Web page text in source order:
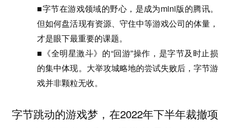
■字节在游戏领域的野心，是成为mini版的腾讯。
但如何盘活现有资源、守住中等游戏公司的体量，
才是眼下最重要的课题。
■《全明星激斗》的“回游”操作，是字节及时止损
的集中体现。大举攻城略地的尝试失败后，字节游
戏并非颗粒无收。
字节跳动的游戏梦，在2022年下半年裁撤项